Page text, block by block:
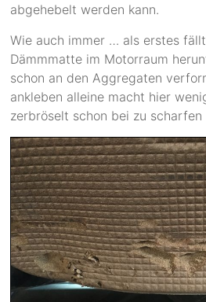
abgehebelt werden kann.
Wie auch immer … als erstes
Dämmmatte im Motorraum
schon an den Aggregaten
ankleben alleine macht hier
zerbröselt schon bei zu scharfen